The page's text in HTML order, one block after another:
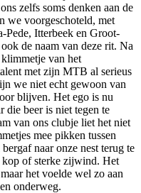
zelfs soms denken aan de
we voorgeschoteld, met
Pede, Itterbeek en Groot-
de naam van deze rit. Na
van het
met zijn MTB al serieus
we niet echt gewoon van
blijven. Het ego is nu
die beer is niet tegen te
van ons clubje liet het niet
mee pikken tussen
naar onze nest terug te
of sterke zijwind. Het
het voelde wel zo aan
onderweg.